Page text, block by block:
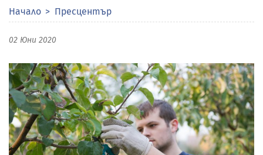
Начало Пресцентър
02 Юни 2020